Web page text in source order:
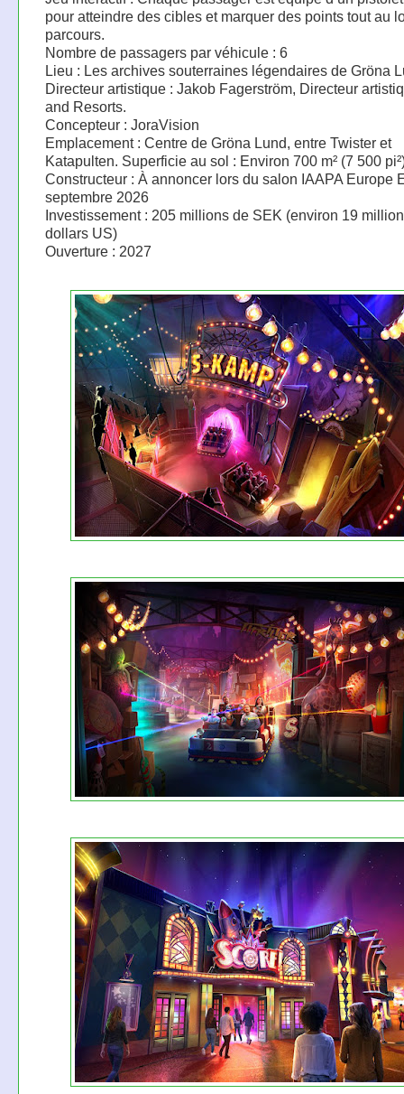
pour atteindre des cibles et marquer des points tout au
parcours.
Nombre de passagers par véhicule : 6
Lieu : Les archives souterraines légendaires de Gröna
Directeur artistique : Jakob Fagerström, Directeur
and Resorts.
Concepteur : JoraVision
Emplacement : Centre de Gröna Lund, entre Twister et
Katapulten. Superficie au sol : Environ 700 m² (7 500
Constructeur : À annoncer lors du salon IAAPA Europe
septembre 2026
Investissement : 205 millions de SEK (environ 19
dollars US)
Ouverture : 2027